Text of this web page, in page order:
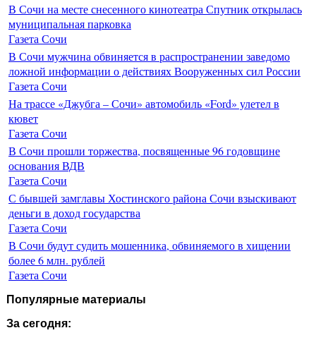
В Сочи на месте снесенного кинотеатра Спутник открылась
муниципальная парковка
Газета Сочи
В Сочи мужчина обвиняется в распространении заведомо
ложной информации о действиях Вооруженных сил России
Газета Сочи
На трассе «Джубга – Сочи» автомобиль «Ford» улетел в
кювет
Газета Сочи
В Сочи прошли торжества, посвященные 96 годовщине
основания ВДВ
Газета Сочи
С бывшей замглавы Хостинского района Сочи взыскивают
деньги в доход государства
Газета Сочи
В Сочи будут судить мошенника, обвиняемого в хищении
более 6 млн. рублей
Газета Сочи
Популярные материалы
За сегодня: